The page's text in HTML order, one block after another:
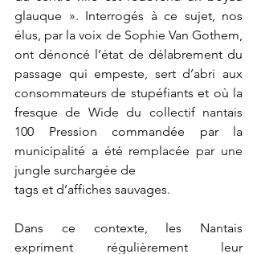
glauque ». Interrogés à ce sujet, nos
élus, par la voix de Sophie Van Gothem,
ont dénoncé l’état de délabrement du
passage qui empeste, sert d’abri aux
consommateurs de stupéfiants et où la
fresque de Wide du collectif nantais
100 Pression commandée par la
municipalité a été remplacée par une
jungle surchargée de
tags et d’affiches sauvages.
Dans ce contexte, les Nantais
expriment régulièrement leur